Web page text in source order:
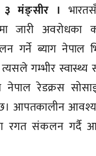
३ मंङ्सीर ।
जारी अवरोधका
गर्ने ब्याग नेपाल
गम्भीर
नेपाल रेडक्रस
आपतकालीन
रगत संकलन गर्दै